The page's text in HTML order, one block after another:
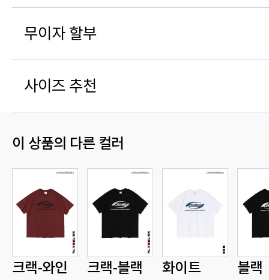
무이자 할부
사이즈 추천
이 상품의 다른 컬러
크랙-와인 크랙-블랙 화이트 블랙